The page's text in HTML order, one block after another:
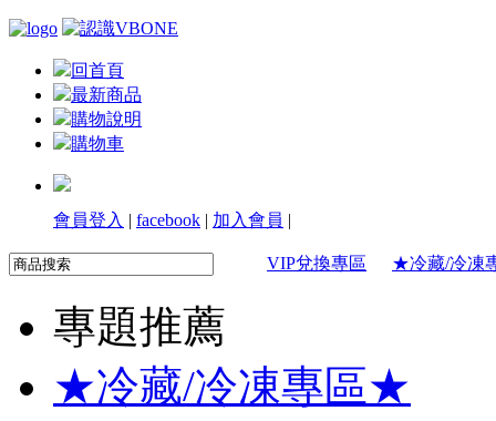
回首頁
最新商品
購物說明
購物車
會員登入 | facebook | 加入會員 |
VIP兌換專區 ★冷藏/冷凍
專題推薦
★冷藏/冷凍專區★